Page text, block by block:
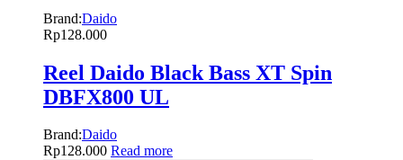
Brand:Daido
Rp128.000
Reel Daido Black Bass XT Spin
DBFX800 UL
Brand:Daido
Rp128.000 Read more